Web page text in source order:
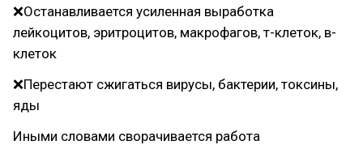
❌Останавливается усиленная выработка
лейкоцитов, эритроцитов, макрофагов, т-клеток, в-
клеток
❌Перестают сжигаться вирусы, бактерии, токсины,
яды
Иными словами сворачивается работа